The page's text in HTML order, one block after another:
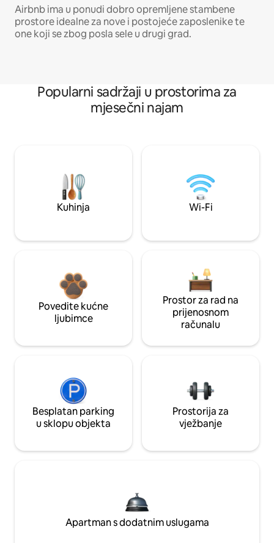
Airbnb ima u ponudi dobro opremljene stambene
prostore idealne za nove i postojeće zaposlenike te
one koji se zbog posla sele u drugi grad.
Popularni sadržaji u prostorima za
mjesečni najam
Kuhinja Wi-Fi
Povedite kućne
ljubimce
Prostor za rad na
prijenosnom
računalu
Besplatan parking
u sklopu objekta
Prostorija za
vježbanje
Apartman s dodatnim uslugama